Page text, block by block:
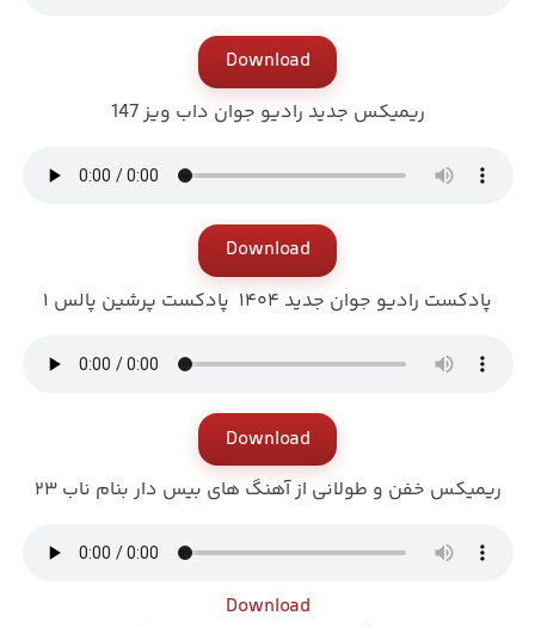
Download
ریمیکس جدید رادیو جوان داب ویز 147
Download
پادکست رادیو جوان جدید ۱۴۰۴ پادکست پرشین پالس ۱
Download
ریمیکس خفن و طولانی از آهنگ های بیس دار بنام ناب ۲۳
Download